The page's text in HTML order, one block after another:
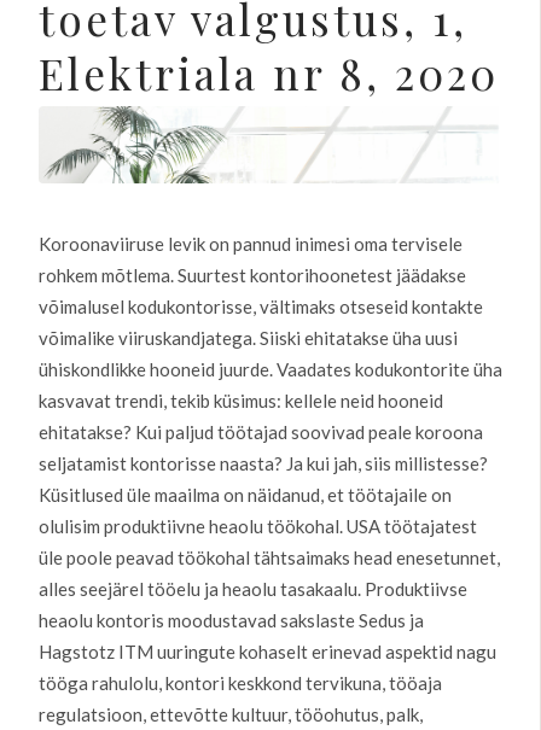
toetav valgustus, 1,
Elektriala nr 8, 2020
Koroonaviiruse levik on pannud inimesi oma tervisele
rohkem mõtlema. Suurtest kontorihoonetest jäädakse
võimalusel kodukontorisse, vältimaks otseseid kontakte
võimalike viiruskandjatega. Siiski ehitatakse üha uusi
ühiskondlikke hooneid juurde. Vaadates kodukontorite üha
kasvavat trendi, tekib küsimus: kellele neid hooneid
ehitatakse? Kui paljud töötajad soovivad peale koroona
seljatamist kontorisse naasta? Ja kui jah, siis millistesse?
Küsitlused üle maailma on näidanud, et töötajaile on
olulisim produktiivne heaolu töökohal. USA töötajatest
üle poole peavad töökohal tähtsaimaks head enesetunnet,
alles seejärel tööelu ja heaolu tasakaalu. Produktiivse
heaolu kontoris moodustavad sakslaste Sedus ja
Hagstotz ITM uuringute kohaselt erinevad aspektid nagu
tööga rahulolu, kontori keskkond tervikuna, tööaja
regulatsioon, ettevõtte kultuur, tööohutus, palk,